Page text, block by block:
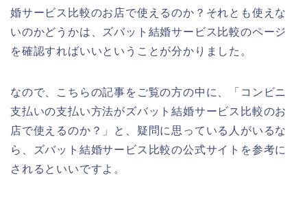
婚サービス比較のお店で使えるのか？それとも使えな
いのかどうかは、ズバット結婚サービス比較のページ
を確認すればいいということが分かりました。
なので、こちらの記事をご覧の方の中に、「コンビニ
支払いの支払い方法がズバット結婚サービス比較のお
店で使えるのか？」と、疑問に思っている人がいるな
ら、ズバット結婚サービス比較の公式サイトを参考に
されるといいですよ。